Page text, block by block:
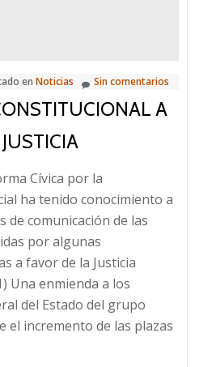
VI-
2017
en Noticias Sin comentarios
A
Cívica por la
ha tenido conocimiento a
de comunicación de las
por algunas
a favor de la Justicia
Una enmienda a los
del Estado del grupo
el incremento de las plazas